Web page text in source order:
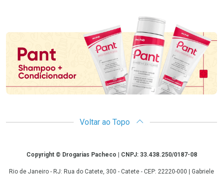
Promoção em Destaque
Voltar ao Topo
CopyrightCopyright © Drogarias Pacheco | CNPJ: 33.438.250/0187-08
Rio de Janeiro - RJ: Rua do Catete, 300 - Catete - CEP: 22220-000 | Gabriele